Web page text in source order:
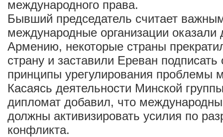
международного права.
Бывший председатель считает
международные организации оказали
Армению, некоторые страны
страну и заставили Ереван
принципы урегулирования проблемы
Касаясь деятельности Минской
дипломат добавил, что
должны активизировать усилия по
конфликта.